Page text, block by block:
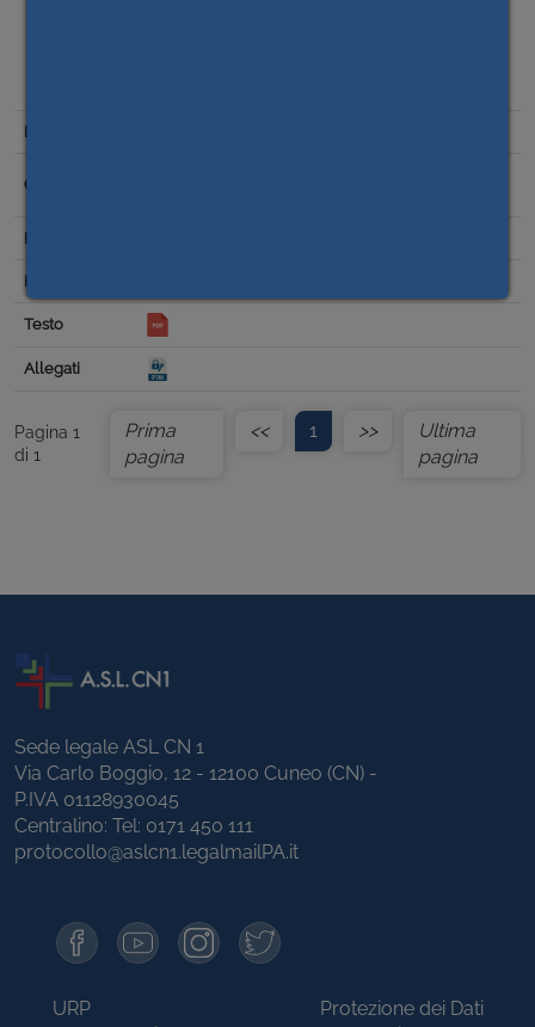
Pagina 1
di 1
Prima
pagina
<< 1 >>
Ultima
pagina
Sede legale ASL CN 1
Via Carlo Boggio, 12 - 12100 Cuneo (CN) -
P.IVA 01128930045
Centralino: Tel: 0171 450 111
protocollo@aslcn1.legalmailPA.it
URP
Protezione dei Dati